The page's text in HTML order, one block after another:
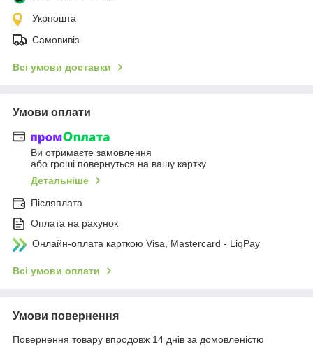
Укрпошта
Самовивіз
Всі умови доставки
Умови оплати
Ви отримаєте замовлення
або гроші повернуться на вашу картку
Детальніше
Післяплата
Оплата на рахунок
Онлайн-оплата карткою Visa, Mastercard - LiqPay
Всі умови оплати
Умови повернення
Повернення товару впродовж 14 днів за домовленістю